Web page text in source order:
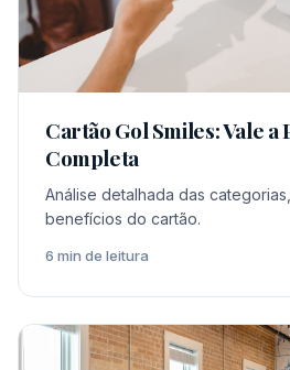
Cartão Gol Smiles: Vale a
Completa
Análise detalhada das
benefícios do cartão.
6 min de leitura